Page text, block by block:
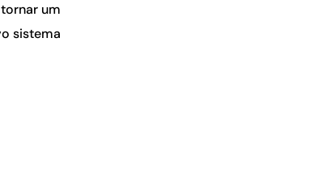
um
sistema